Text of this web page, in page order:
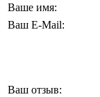
Ваше имя:
Ваш E-Mail:
Ваш отзыв: